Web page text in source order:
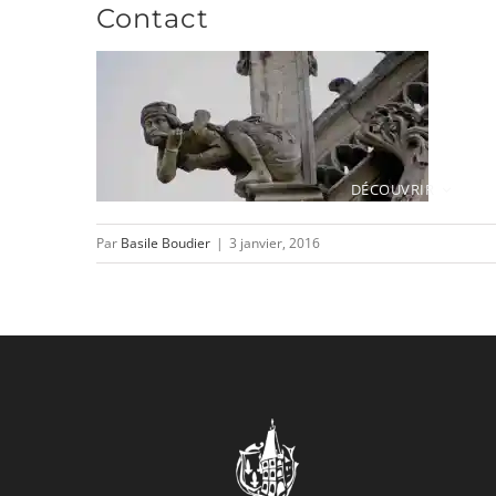
DÉCOUVRIR
Contact
Par Basile Boudier | 3 janvier, 2016